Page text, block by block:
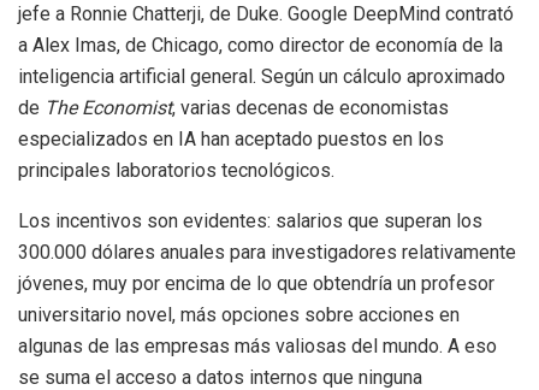
jefe a Ronnie Chatterji, de Duke. Google DeepMind contrató
a Alex Imas, de Chicago, como director de economía de la
inteligencia artificial general. Según un cálculo aproximado
de The Economist, varias decenas de economistas
especializados en IA han aceptado puestos en los
principales laboratorios tecnológicos.
Los incentivos son evidentes: salarios que superan los
300.000 dólares anuales para investigadores relativamente
jóvenes, muy por encima de lo que obtendría un profesor
universitario novel, más opciones sobre acciones en
algunas de las empresas más valiosas del mundo. A eso
se suma el acceso a datos internos que ninguna